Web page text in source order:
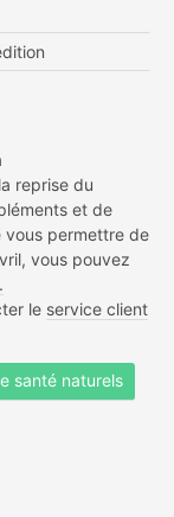
reprise du
et de
vous permettre de
vous pouvez
le service client
santé naturels